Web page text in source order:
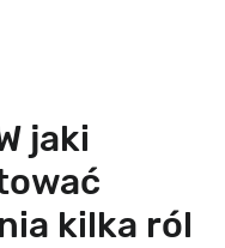
jaki
kilka ról